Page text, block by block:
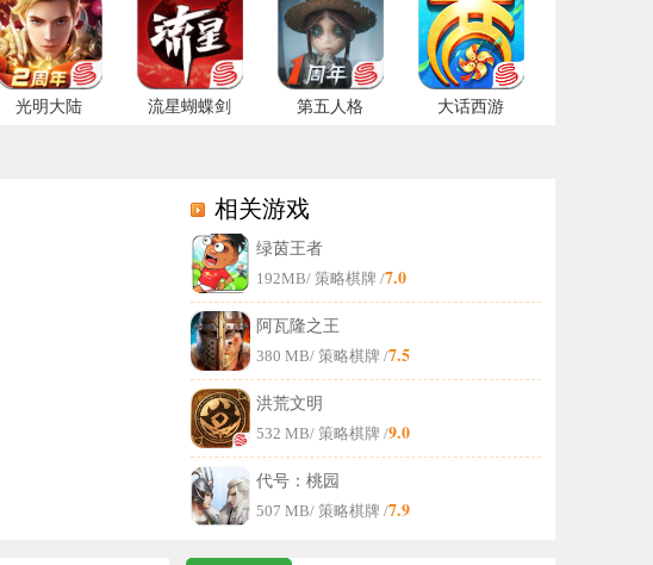
光明大陆 流星蝴蝶剑 第五人格 大话西游
相关游戏
绿茵王者
192MB/ 策略棋牌 /7.0
阿瓦隆之王
380 MB/ 策略棋牌 /7.5
洪荒文明
532 MB/ 策略棋牌 /9.0
代号：桃园
507 MB/ 策略棋牌 /7.9